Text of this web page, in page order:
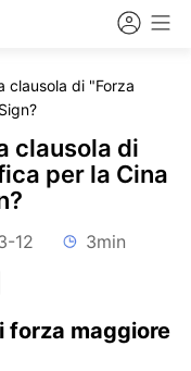
clausola di "Forza
clausola di
per la Cina
12 3min
forza maggiore